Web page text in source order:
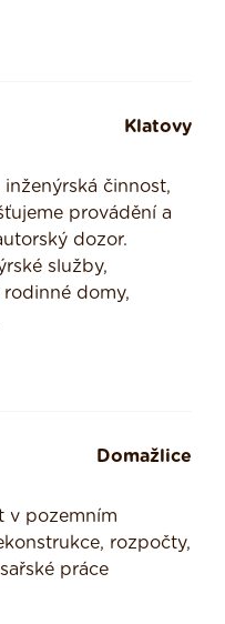
Klatovy
činnost,
provádění a
dozor.
služby,
domy,
Domažlice
v pozemním
rozpočty,
práce